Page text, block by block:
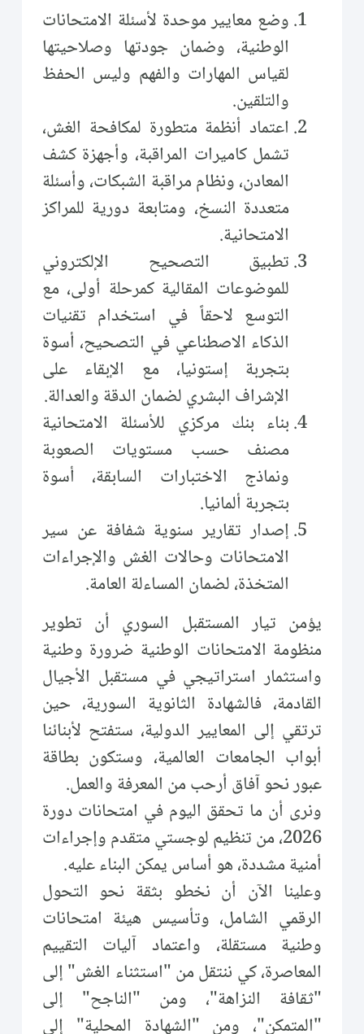
وضع معايير موحدة لأسئلة الامتحانات
الوطنية، وضمان جودتها وصلاحيتها
لقياس المهارات والفهم وليس الحفظ
والتلقين.
اعتماد أنظمة متطورة لمكافحة الغش،
تشمل كاميرات المراقبة، وأجهزة كشف
المعادن، ونظام مراقبة الشبكات، وأسئلة
متعددة النسخ، ومتابعة دورية للمراكز
الامتحانية.
تطبيق التصحيح الإلكتروني
للموضوعات المقالية كمرحلة أولى، مع
التوسع لاحقاً في استخدام تقنيات
الذكاء الاصطناعي في التصحيح، أسوة
بتجربة إستونيا، مع الإبقاء على
الإشراف البشري لضمان الدقة والعدالة.
بناء بنك مركزي للأسئلة الامتحانية
مصنف حسب مستويات الصعوبة
ونماذج الاختبارات السابقة، أسوة
بتجربة ألمانيا.
إصدار تقارير سنوية شفافة عن سير
الامتحانات وحالات الغش والإجراءات
المتخذة، لضمان المساءلة العامة.
يؤمن تيار المستقبل السوري أن تطوير
منظومة الامتحانات الوطنية ضرورة وطنية
واستثمار استراتيجي في مستقبل الأجيال
القادمة، فالشهادة الثانوية السورية، حين
ترتقي إلى المعايير الدولية، ستفتح لأبنائنا
أبواب الجامعات العالمية، وستكون بطاقة
عبور نحو آفاق أرحب من المعرفة والعمل.
ونرى أن ما تحقق اليوم في امتحانات دورة
2026، من تنظيم لوجستي متقدم وإجراءات
أمنية مشددة، هو أساس يمكن البناء عليه.
وعلينا الآن أن نخطو بثقة نحو التحول
الرقمي الشامل، وتأسيس هيئة امتحانات
وطنية مستقلة، واعتماد آليات التقييم
المعاصرة، كي ننتقل من "استثناء الغش" إلى
"ثقافة النزاهة"، ومن "الناجح" إلى
"المتمكن"، ومن "الشهادة المحلية" إلى